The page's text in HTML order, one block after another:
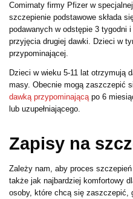
Comirnaty firmy Pfizer w
szczepienie podstawowe składa
podawanych w odstępie 3 tygodni
przyjęcia drugiej dawki. Dzieci w
przypominającej.
Dzieci w wieku 5-11 lat otrzymują
masy. Obecnie mogą zaszczepić
dawką przypominającą po 6
lub uzupełniającego.
Zapisy na
Zależy nam, aby proces
także jak najbardziej komfortowy
osoby, które chcą się zaszczepić,